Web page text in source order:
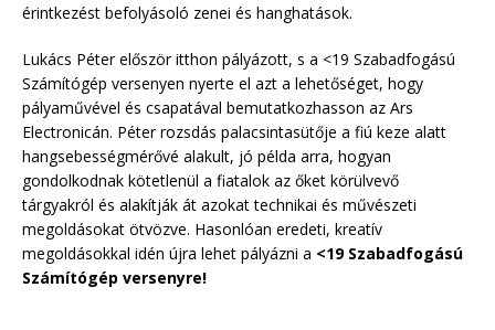
érintkezést befolyásoló zenei és hanghatások.
Lukács Péter először itthon pályázott, s a <19 Szabadfogású
Számítógép versenyen nyerte el azt a lehetőséget, hogy
pályaművével és csapatával bemutatkozhasson az Ars
Electronicán. Péter rozsdás palacsintasütője a fiú keze alatt
hangsebességmérővé alakult, jó példa arra, hogyan
gondolkodnak kötetlenül a fiatalok az őket körülvevő
tárgyakról és alakítják át azokat technikai és művészeti
megoldásokat ötvözve. Hasonlóan eredeti, kreatív
megoldásokkal idén újra lehet pályázni a <19 Szabadfogású
Számítógép versenyre!